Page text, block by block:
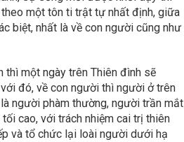
một tôn ti trật tự nhất định, giữa
biệt, nhất là về con người cũng như
thì một ngày trên Thiên đình sẽ
đó, về con người thì người ở trên
người phàm thường, người trần mắt
cao, với trách nhiệm cai trị thiên
và tổ chức lại loài người dưới hạ